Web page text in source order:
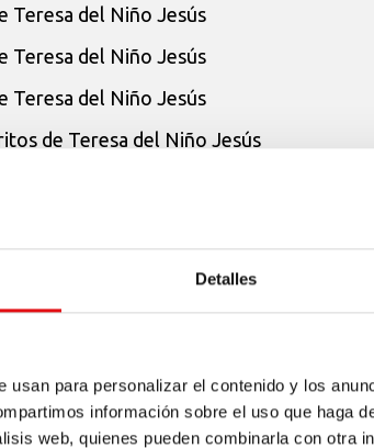
Detalles
usan para personalizar el contenido y los
información sobre el uso que haga
web, quienes pueden combinarla con otra
Teresa del Niño Jesús
Teresa del Niño Jesús
Teresa del Niño Jesús
de Teresa del Niño Jesús
del Niño Jesús
del Niño Jesús
del Niño Jesús
del Niño Jesús
del Niño Jesús
del Niño Jesús
del Niño Jesús